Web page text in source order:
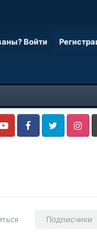
Войти
FacebookTwitter Instagram
Подписчики